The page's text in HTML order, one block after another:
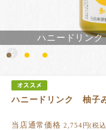
ハニードリン
ハニードリンク 柚子
当店通常価格 2,754円(税